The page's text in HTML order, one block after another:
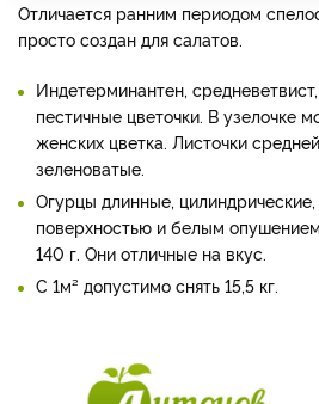
Отличается ранним периодом
просто создан для салатов.
Индетерминантен,
пестичные цветочки. В узелочке
женских цветка. Листочки
зеленоватые.
Огурцы длинные,
поверхностью и белым
140 г. Они отличные на вкус.
С 1м² допустимо снять 15,5 кг.